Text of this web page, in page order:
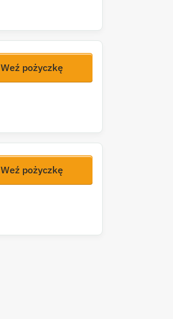
Weź pożyczkę
Weź pożyczkę